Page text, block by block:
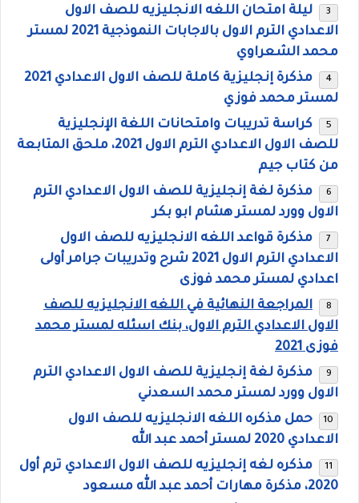
ليلة امتحان اللغه الانجليزيه للصف الاول
الاعدادي الترم الاول بالاجابات النموذجية 2021 لمستر
محمد الشعراوي
مذكرة إنجليزية كاملة للصف الاول الاعدادي 2021
لمستر محمد فوزي
كراسة تدريبات وامتحانات اللغة الإنجليزية
للصف الاول الاعدادي الترم الاول 2021، ملحق المتابعة
من كتاب جيم
مذكرة لغة إنجليزية للصف الاول الاعدادي الترم
الاول وورد لمستر هشام ابو بكر
مذكرة قواعد اللغه الانجليزيه للصف الاول
الاعدادي الترم الاول 2021 شرح وتدريبات جرامر أولى
اعدادي لمستر محمد فوزى
المراجعة النهائية في اللغه الانجليزيه للصف
الاول الاعدادي الترم الاول، بنك اسئله لمستر محمد
فوزى 2021
مذكرة لغة إنجليزية للصف الاول الاعدادي الترم
الاول وورد لمستر محمد السعدني
حمل مذكره اللغه الانجليزيه للصف الاول
الاعدادي 2020 لمستر أحمد عبد الله
مذكره لغه إنجليزيه للصف الاول الاعدادي ترم أول
2020، مذكرة مهارات أحمد عبد الله مسعود